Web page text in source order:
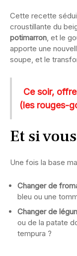
Cette recette
croustillante du
potimarron, et le
apporte une
soupe, et le
Ce soir,
(les rouges-
Et si
Une fois la base
Changer de
bleu ou une
Changer de
ou de la patate
tempura ?